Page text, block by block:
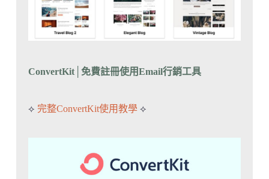
ConvertKit│免費註冊使用Email行銷工具
⟡ 完整ConvertKit使用教學⟡